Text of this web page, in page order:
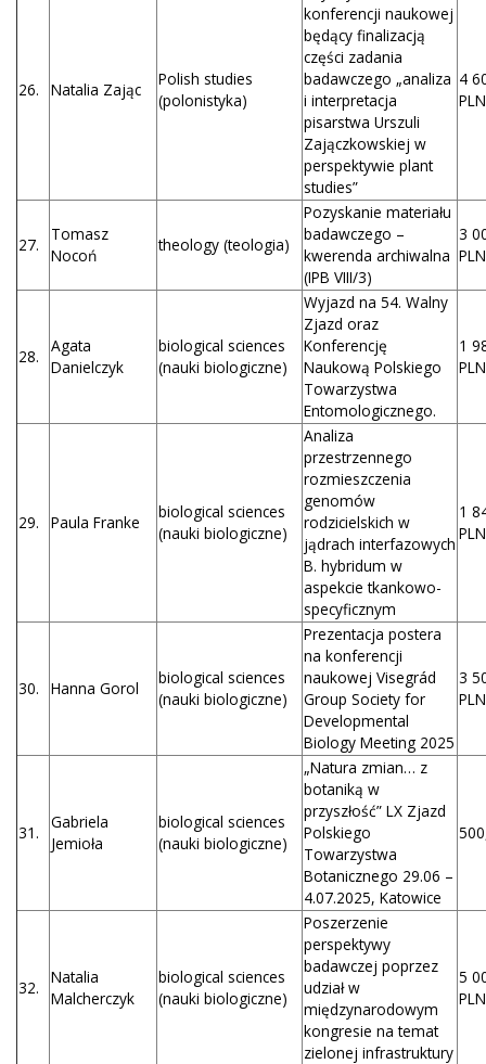
26. Natalia Zając
Polish studies
(polonistyka)
konferencji naukowej
będący finalizacją
części zadania
badawczego „analiza
i interpretacja
pisarstwa Urszuli
Zajączkowskiej w
perspektywie plant
studies”
4
PLN
27.
Tomasz
Nocoń
theology (teologia)
Pozyskanie materiału
badawczego –
kwerenda archiwalna
(IPB VIII/3)
3
PLN
28.
Agata
Danielczyk
biological sciences
(nauki biologiczne)
Wyjazd na 54. Walny
Zjazd oraz
Konferencję
Naukową Polskiego
Towarzystwa
Entomologicznego.
1
PLN
29. Paula Franke
biological sciences
(nauki biologiczne)
Analiza
przestrzennego
rozmieszczenia
genomów
rodzicielskich w
jądrach interfazowych
B. hybridum w
aspekcie tkankowo-
specyficznym
1
PLN
30. Hanna Gorol
biological sciences
(nauki biologiczne)
Prezentacja postera
na konferencji
naukowej Visegrád
Group Society for
Developmental
Biology Meeting 2025
3
PLN
31.
Gabriela
Jemioła
biological sciences
(nauki biologiczne)
„Natura zmian… z
botaniką w
przyszłość” LX Zjazd
Polskiego
Towarzystwa
Botanicznego 29.06 –
4.07.2025, Katowice
32.
Natalia
Malcherczyk
biological sciences
(nauki biologiczne)
Poszerzenie
perspektywy
badawczej poprzez
udział w
międzynarodowym
kongresie na temat
zielonej infrastruktury
5
PLN